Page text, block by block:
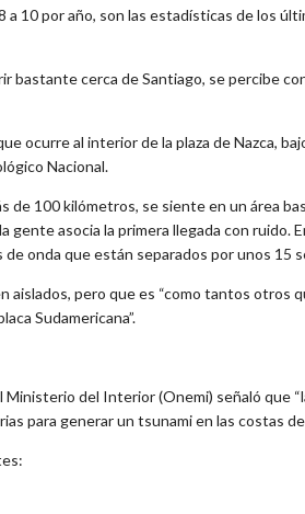
10 por año, son las estadísticas de los
bastante cerca de Santiago, se percibe
ocurre al interior de la plaza de Nazca,
Nacional.
de 100 kilómetros, se siente en un área
asocia la primera llegada con ruido.
onda que están separados por unos 15
pero que es “como tantos otros
Sudamericana”.
Ministerio del Interior (Onemi) señaló que
para generar un tsunami en las costas de